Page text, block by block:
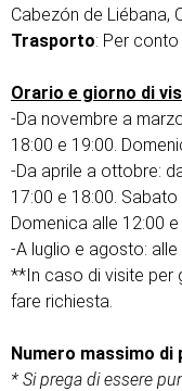
Cabezón de Liébana,
Trasporto: Per
Orario e giorno di
-Da novembre a
18:00 e 19:00.
-Da aprile a ottobre:
17:00 e 18:00. Sabato
Domenica alle 12:00 e
-A luglio e agosto: alle
**In caso di visite per
fare richiesta.
Numero massimo di
* Si prega di essere